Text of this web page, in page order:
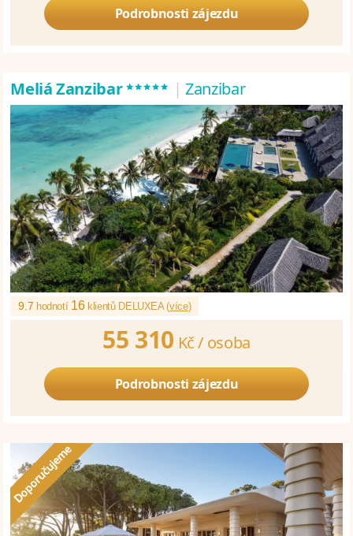
Podrobnosti zájezdu
Meliá Zanzibar***** | Zanzibar
9.7 hodnotí 16klientů DELUXEA (více)
55 310 Kč / osoba
Podrobnosti zájezdu